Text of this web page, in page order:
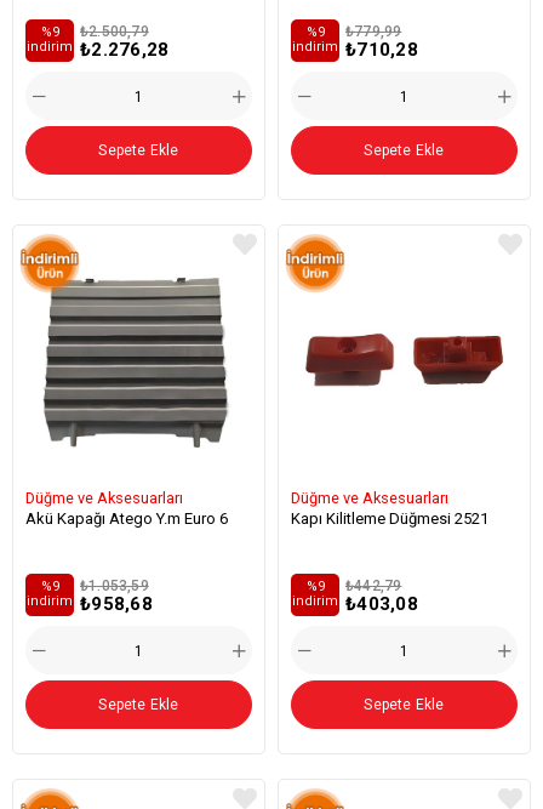
₺2.276,28
₺2.500,79
%9
i̇ndirim
Sepete Ekle
₺710,28
₺779,99
%9
i̇ndirim
Sepete Ekle
Düğme ve Aksesuarları
Akü Kapağı Atego Y.m Euro 6
₺958,68
₺1.053,59
%9
i̇ndirim
Sepete Ekle
Düğme ve Aksesuarları
Kapı Kilitleme Düğmesi 2521
₺403,08
₺442,79
%9
i̇ndirim
Sepete Ekle